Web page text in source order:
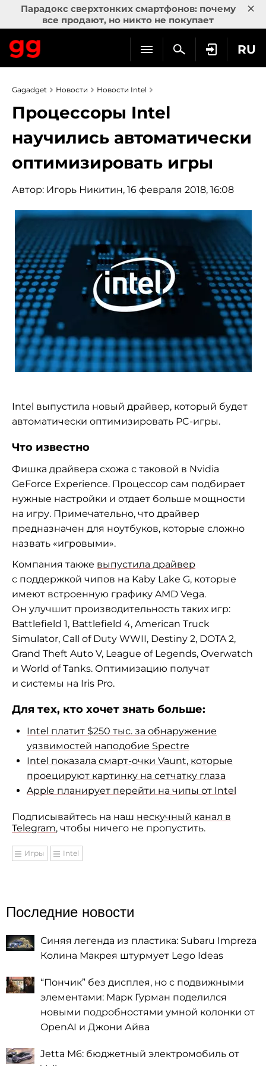
Парадокс сверхтонких смартфонов: почему
все продают, но никто не покупает
×
RU
Gagadget Новости Новости Intel
Процессоры Intel
научились автоматически
оптимизировать игры
Автор: Игорь Никитин, 16 февраля 2018, 16:08
Intel выпустила новый драйвер, который будет
автоматически оптимизировать PC-игры.
Что известно
Фишка драйвера схожа с таковой в Nvidia
GeForce Experience. Процессор сам подбирает
нужные настройки и отдает больше мощности
на игру. Примечательно, что драйвер
предназначен для ноутбуков, которые сложно
назвать «игровыми».
Компания также выпустила драйвер
с поддержкой чипов на Kaby Lake G, которые
имеют встроенную графику AMD Vega.
Он улучшит производительность таких игр:
Battlefield 1, Battlefield 4, American Truck
Simulator, Call of Duty WWII, Destiny 2, DOTA 2,
Grand Theft Auto V, League of Legends, Overwatch
и World of Tanks. Оптимизацию получат
и системы на Iris Pro.
Для тех, кто хочет знать больше:
Intel платит $250 тыс. за обнаружение
уязвимостей наподобие Spectre
Intel показала смарт-очки Vaunt, которые
проецируют картинку на сетчатку глаза
Apple планирует перейти на чипы от Intel
Подписывайтесь на наш нескучный канал в
Telegram, чтобы ничего не пропустить.
Игры Intel
Последние новости
Синяя легенда из пластика: Subaru Impreza
Колина Макрея штурмует Lego Ideas
“Пончик” без дисплея, но с подвижными
элементами: Марк Гурман поделился
новыми подробностями умной колонки от
OpenAI и Джони Айва
Jetta M6: бюджетный электромобиль от